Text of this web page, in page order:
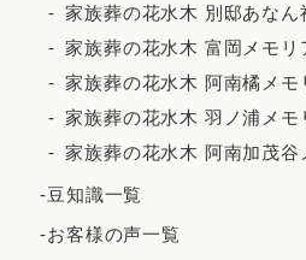
2023年3月
2023年2月
2023年1月
2022年12月
2022年11月
家族葬の花水木 別邸あな
家族葬の花水木 富岡メモリ
家族葬の花水木 阿南橘メモ
家族葬の花水木 羽ノ浦メモ
家族葬の花水木 阿南加茂谷
-豆知識一覧
-お客様の声一覧